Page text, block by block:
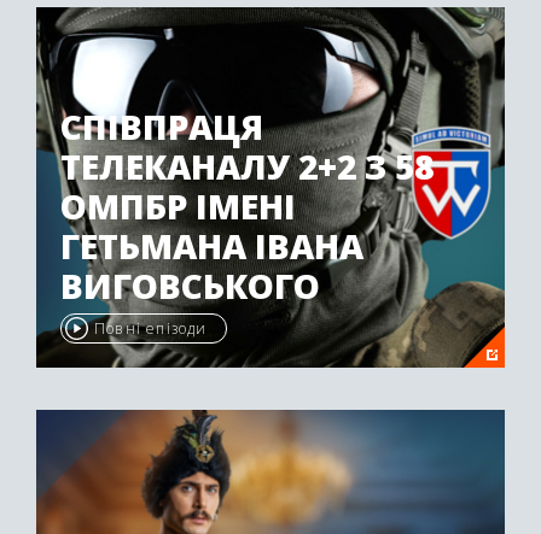
СПІВПРАЦЯ
ТЕЛЕКАНАЛУ 2+2 З 58
ОМПБР ІМЕНІ
ГЕТЬМАНА ІВАНА
ВИГОВСЬКОГО
Повні епізоди